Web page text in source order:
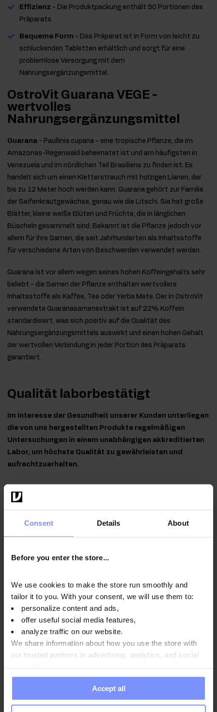
Consent Details About
Before you enter the store...
We use cookies to make the store run smoothly and
tailor it to you. With your consent, we will use them to:
personalize content and ads,
offer useful social media features,
analyze traffic on our website.
We share information about how you use the store with
our trusted partners in advertising, analytics, and social
information you have provided to them or that they have
collected when you use their services. Do you agree?
Accept all
Effizienz - Die Produktpackung enthält 90 Portionen des
Präparats.
Bequeme Form - Das Präparat ist in Form von leicht zu
schluckenden Tabletten erhältlich und sorgt für eine
problemlose Versorgung mit dem
Nahrungsergänzungsmittel.
OstroVit Guarana VEGE -
wertvolles
Nahrungsergänzungsmittel
Guarana - Paullinia cupana - eine tropische Pflanze, die im
Amazonas-Regenwald beheimatet ist und am häufigsten in
Venezuela und im nördlichen Teil Brasiliens zu finden ist. Es
handelt sich um einen Kletterstrauch mit holzigen Lianen, der
bis zu 12 Meter hoch werden kann. Guarana gehört zur Familie
der Seifenkrautgewächse, genau wie die Litschi. Sie hat große
Blätter, kleine weiße Blüten und Früchte, die in länglichen
Büscheln gesammelt sind. Bekannt ist die Pflanze jedoch vor
allem für ihre Samen, die seit Jahrhunderten als Inhaltsstoffe
für verschiedene Arten von Beschwerden verwendet werden.
Guarana ist vor allem wegen seines hohen Koffeingehalts sehr
beliebt - die Samen der Pflanze enthalten wertvollere
Inhaltsstoffe als Kaffee, Tee oder Yerba Mate. Der in OstroVit
verwendete Guaranasamenextrakt ist auf 22% Koffein
standardisiert, was sich positiv auf die Qualität des
Nahrungsergänzungsmittels auswirkt und einen hohen Gehalt
der wertvollen Verbindung in jeder Portion des Präparats
garantiert.
Qualität laborbestätigt
Im Interesse der Gesundheit unserer Kunden unterliegen
die von uns hergestellten Produkte regelmäßigen
Untersuchungen in einem unabhängigen akkreditierten
Labor, um höchste Qualität zu gewährleisten und
aufrechtzuerhalten.
OstroVit Guarana VEGE - Mikrobiologische analyse
03.04.2025
Anwendungsweise
Nährwertinformationen